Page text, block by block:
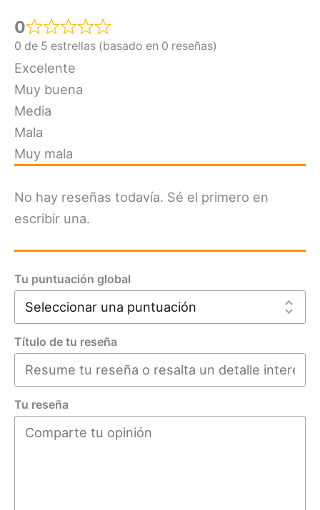
0
0 de 5 estrellas (basado en 0 reseñas)
Excelente
Muy buena
Media
Mala
Muy mala
No hay reseñas todavía. Sé el primero en
escribir una.
Tu puntuación global
Título de tu reseña
Tu reseña